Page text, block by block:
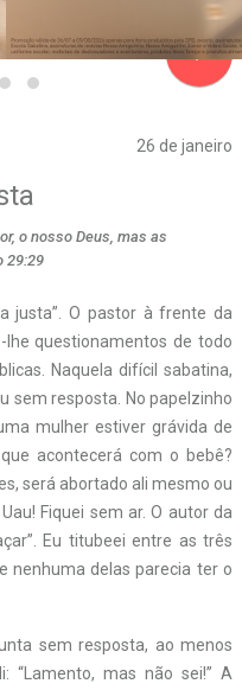
26 de janeiro
o nosso Deus, mas as
29:29
justa”. O pastor à frente da
questionamentos de todo
Naquela difícil sabatina,
sem resposta. No papelzinho
mulher estiver grávida de
acontecerá com o bebê?
será abortado ali mesmo ou
Fiquei sem ar. O autor da
Eu titubeei entre as três
nenhuma delas parecia ter o
sem resposta, ao menos
“Lamento, mas não sei!” A
navigate_next